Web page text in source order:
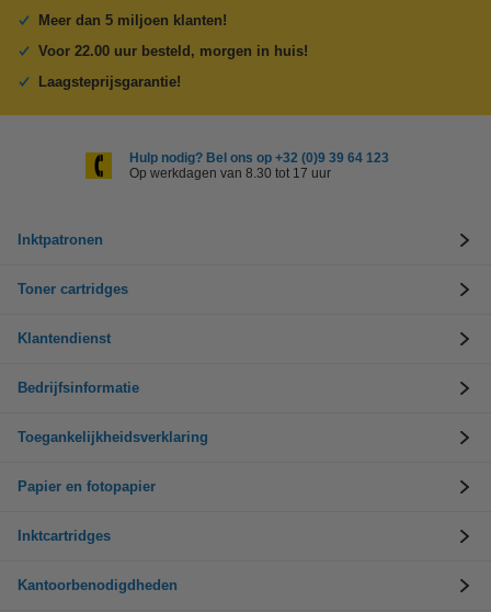
Meer dan 5 miljoen klanten!
Voor 22.00 uur besteld, morgen in huis!
Laagsteprijsgarantie!
Hulp nodig? Bel ons op +32 (0)9 39 64 123
Op werkdagen van 8.30 tot 17 uur
Inktpatronen
Toner cartridges
Klantendienst
Bedrijfsinformatie
Toegankelijkheidsverklaring
Papier en fotopapier
Inktcartridges
Kantoorbenodigdheden